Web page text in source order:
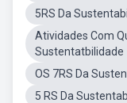
5RS Da
Atividades Com
Sustentatbilidade
OS 7RS Da
5 RS Da